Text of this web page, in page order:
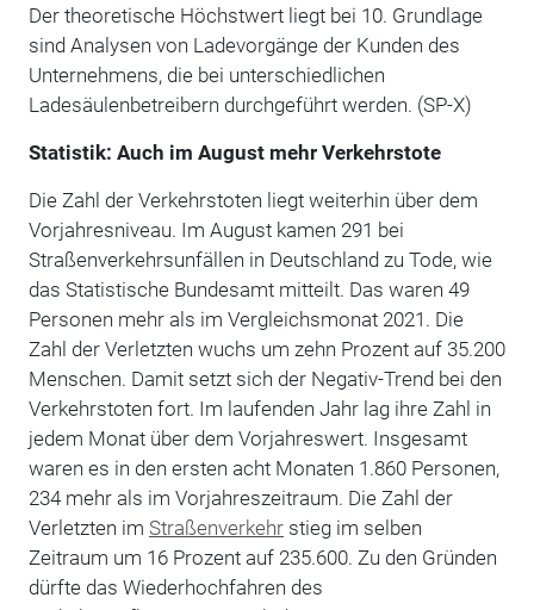
Der theoretische Höchstwert liegt bei 10. Grundlage
sind Analysen von Ladevorgänge der Kunden des
Unternehmens, die bei unterschiedlichen
Ladesäulenbetreibern durchgeführt werden. (SP-X)
Statistik: Auch im August mehr Verkehrstote
Die Zahl der Verkehrstoten liegt weiterhin über dem
Vorjahresniveau. Im August kamen 291 bei
Straßenverkehrsunfällen in Deutschland zu Tode, wie
das Statistische Bundesamt mitteilt. Das waren 49
Personen mehr als im Vergleichsmonat 2021. Die
Zahl der Verletzten wuchs um zehn Prozent auf 35.200
Menschen. Damit setzt sich der Negativ-Trend bei den
Verkehrstoten fort. Im laufenden Jahr lag ihre Zahl in
jedem Monat über dem Vorjahreswert. Insgesamt
waren es in den ersten acht Monaten 1.860 Personen,
234 mehr als im Vorjahreszeitraum. Die Zahl der
Verletzten im Straßenverkehrstieg im selben
Zeitraum um 16 Prozent auf 235.600. Zu den Gründen
dürfte das Wiederhochfahren des